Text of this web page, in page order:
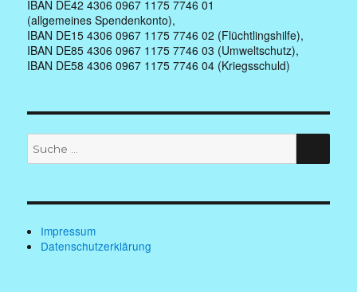
IBAN DE42 4306 0967 1175 7746 01
(allgemeines Spendenkonto),
IBAN DE15 4306 0967 1175 7746 02 (Flüchtlingshilfe),
IBAN DE85 4306 0967 1175 7746 03 (Umweltschutz),
IBAN DE58 4306 0967 1175 7746 04 (Kriegsschuld)
Suche
nach:
Impressum
Datenschutzerklärung